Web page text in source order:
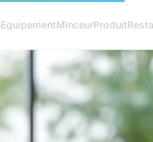
EquipementMinceurProduit